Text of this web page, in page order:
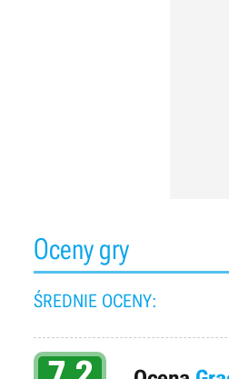
Oceny gry
ŚREDNIE OCENY: